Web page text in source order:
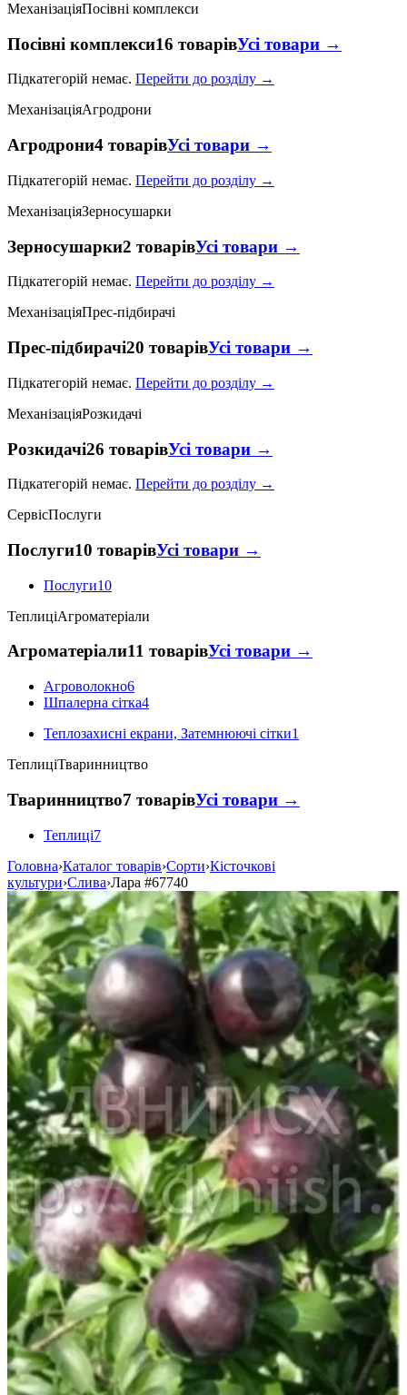
МеханізаціяПосівні комплекси
Посівні комплекси16 товарівУсі товари →
Підкатегорій немає. Перейти до розділу →
МеханізаціяАгродрони
Агродрони4 товарівУсі товари →
Підкатегорій немає. Перейти до розділу →
МеханізаціяЗерносушарки
Зерносушарки2 товарівУсі товари →
Підкатегорій немає. Перейти до розділу →
МеханізаціяПрес-підбирачі
Прес-підбирачі20 товарівУсі товари →
Підкатегорій немає. Перейти до розділу →
МеханізаціяРозкидачі
Розкидачі26 товарівУсі товари →
Підкатегорій немає. Перейти до розділу →
СервісПослуги
Послуги10 товарівУсі товари →
Послуги10
ТеплиціАгроматеріали
Агроматеріали11 товарівУсі товари →
Агроволокно6
Шпалерна сітка4
Теплозахисні екрани, Затемнюючі сітки1
ТеплиціТваринництво
Тваринництво7 товарівУсі товари →
Теплиці7
Головна›Каталог товарів›Сорти›Кісточкові
культури›Слива›Лара #67740